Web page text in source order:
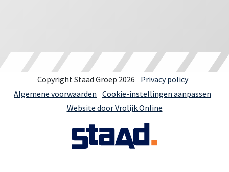
Copyright Staad Groep 2026
Privacy policy
Algemene voorwaarden Cookie-instellingen aanpassen
Website door Vrolijk Online